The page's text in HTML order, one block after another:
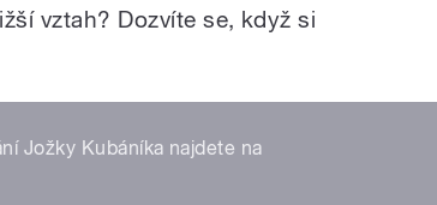
vztah? Dozvíte se, když si
Jožky Kubáníka najdete na